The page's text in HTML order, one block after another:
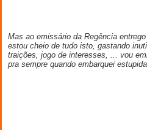
Mas ao emissário da Regência
estou cheio de tudo isto, gastando
traições, jogo de interesses, ... vou
pra sempre quando embarquei